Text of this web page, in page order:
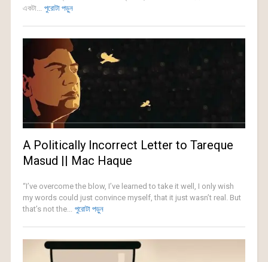
একটা... পুরোটা পড়ুন
A Politically Incorrect Letter to Tareque
Masud || Mac Haque
“I’ve overcome the blow, I’ve learned to take it well, I only wish
my words could just convince myself, that it just wasn’t real. But
that’s not the... পুরোটা পড়ুন